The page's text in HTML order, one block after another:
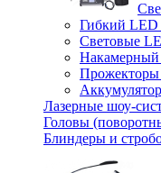
Гибкий LED
Световые
Накамерный
Лазерные шоу-
Головы
Блиндеры и